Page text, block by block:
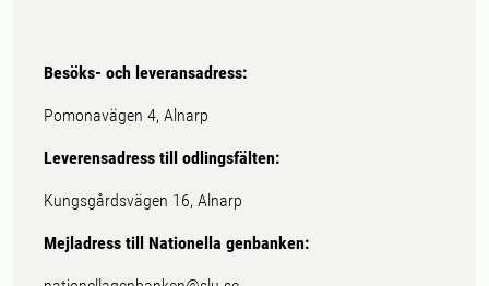
Besöks- och leveransadress:
Pomonavägen 4, Alnarp
Leverensadress till odlingsfälten:
Kungsgårdsvägen 16, Alnarp
Mejladress till Nationella genbanken: